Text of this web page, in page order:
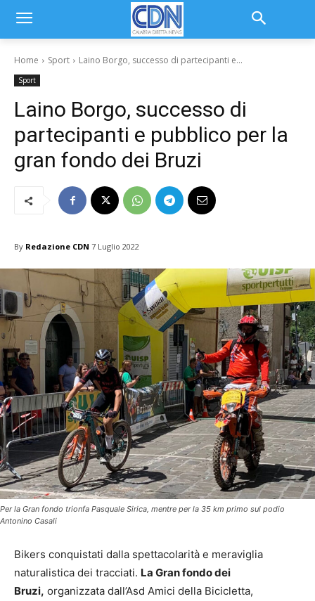
Home Sport Laino Borgo, successo di partecipanti e...
Sport
Laino Borgo, successo di
partecipanti e pubblico per la
gran fondo dei Bruzi
By Redazione CDN 7 Luglio 2022
Per la Gran fondo trionfa Pasquale Sirica, mentre per la 35 km primo sul podio
Antonino Casali
Bikers conquistati dalla spettacolarità e meraviglia
naturalistica dei tracciati. La Gran fondo dei
Bruzi, organizzata dall’Asd Amici della Bicicletta,